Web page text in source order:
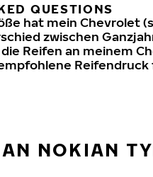
QUESTIONS
hat mein Chevrolet
zwischen
Reifen an meinem
NOKIAN